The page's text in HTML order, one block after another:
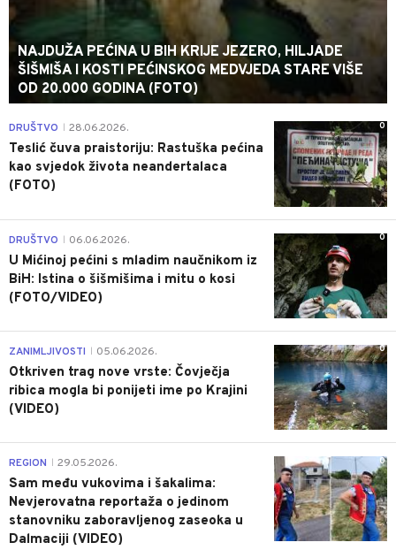
NAJDUŽA PEĆINA U BIH KRIJE JEZERO, HILJADE
ŠIŠMIŠA I KOSTI PEĆINSKOG MEDVJEDA STARE VIŠE
OD 20.000 GODINA (FOTO)
0
DRUŠTVO 28.06.2026.
Teslić čuva praistoriju: Rastuška pećina
kao svjedok života neandertalaca
(FOTO)
0
DRUŠTVO 06.06.2026.
U Mićinoj pećini s mladim naučnikom iz
BiH: Istina o šišmišima i mitu o kosi
(FOTO/VIDEO)
0
ZANIMLJIVOSTI 05.06.2026.
Otkriven trag nove vrste: Čovječja
ribica mogla bi ponijeti ime po Krajini
(VIDEO)
0
REGION 29.05.2026.
Sam među vukovima i šakalima:
Nevjerovatna reportaža o jedinom
stanovniku zaboravljenog zaseoka u
Dalmaciji (VIDEO)